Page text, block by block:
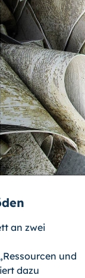
an zwei
und
dazu